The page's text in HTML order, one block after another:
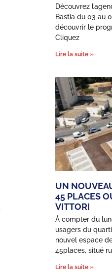
Découvrez
Bastia du 03 au
découvrir le
Cliquez
Lire la suite »
UN
45 PLACES
VITTORI
À compter du
usagers du
nouvel espace
45places, situé
Lire la suite »